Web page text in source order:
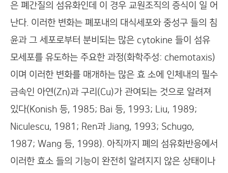
은 폐간질의 섬유화인데 이 경우 교원조직의 증식이 일 어
난다. 이러한 변화는 폐포내의 대식세포와 중성구 들의 침
윤과 그 세포로부터 분비되는 많은 cytokine 들이 섬유
모세포를 유도하는 주요한 과정(화학주성: chemotaxis)
이며 이러한 변화를 매개하는 많은 효 소에 인체내의 필수
금속인 아연(Zn)과 구리(Cu)가 관여되는 것으로 알려져
있다(Konish 등, 1985; Bai 등, 1993; Liu, 1989;
Niculescu, 1981; Ren과 Jiang, 1993; Schugo,
1987; Wang 등, 1998). 아직까지 폐의 섬유화반응에서
이러한 효소 들의 기능이 완전히 알려지지 않은 상태이나